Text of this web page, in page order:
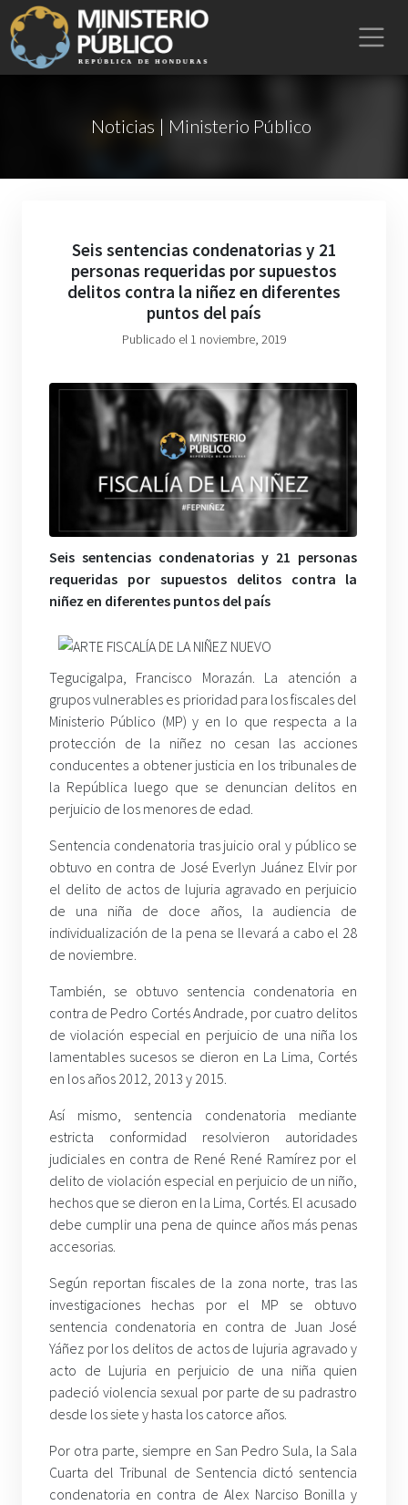
Noticias | Ministerio Público
Seis sentencias condenatorias y 21
personas requeridas por supuestos
delitos contra la niñez en diferentes
puntos del país
Publicado el 1 noviembre, 2019
Seis sentencias condenatorias y 21 personas
requeridas por supuestos delitos contra la
niñez en diferentes puntos del país
Tegucigalpa, Francisco Morazán. La atención a
grupos vulnerables es prioridad para los fiscales del
Ministerio Público (MP) y en lo que respecta a la
protección de la niñez no cesan las acciones
conducentes a obtener justicia en los tribunales de
la República luego que se denuncian delitos en
perjuicio de los menores de edad.
Sentencia condenatoria tras juicio oral y público se
obtuvo en contra de José Everlyn Juánez Elvir por
el delito de actos de lujuria agravado en perjuicio
de una niña de doce años, la audiencia de
individualización de la pena se llevará a cabo el 28
de noviembre.
También, se obtuvo sentencia condenatoria en
contra de Pedro Cortés Andrade, por cuatro delitos
de violación especial en perjuicio de una niña los
lamentables sucesos se dieron en La Lima, Cortés
en los años 2012, 2013 y 2015.
Así mismo, sentencia condenatoria mediante
estricta conformidad resolvieron autoridades
judiciales en contra de René René Ramírez por el
delito de violación especial en perjuicio de un niño,
hechos que se dieron en la Lima, Cortés. El acusado
debe cumplir una pena de quince años más penas
accesorias.
Según reportan fiscales de la zona norte, tras las
investigaciones hechas por el MP se obtuvo
sentencia condenatoria en contra de Juan José
Yáñez por los delitos de actos de lujuria agravado y
acto de Lujuria en perjuicio de una niña quien
padeció violencia sexual por parte de su padrastro
desde los siete y hasta los catorce años.
Por otra parte, siempre en San Pedro Sula, la Sala
Cuarta del Tribunal de Sentencia dictó sentencia
condenatoria en contra de Alex Narciso Bonilla y